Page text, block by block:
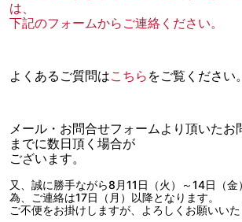
は、
下記のフォームからご連絡ください。
よくあるご質問はこちら をご覧ください。
メール・お問合せフォームより頂いたお
までに数日頂く場合が
ございます。
又、誠に勝手ながら8月11日（火）～14日（
為、ご連絡は17日（月）以降となります。
ご不便をお掛けしますが、よろしくお願いいた